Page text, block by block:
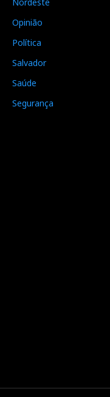
Opinião
Política
Salvador
Saúde
Segurança